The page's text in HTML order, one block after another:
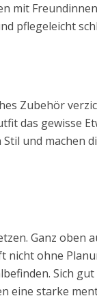
mit
pflegeleicht
Zubehör
das gewisse
und machen
Ganz oben
nicht ohne
Sich
eine starke